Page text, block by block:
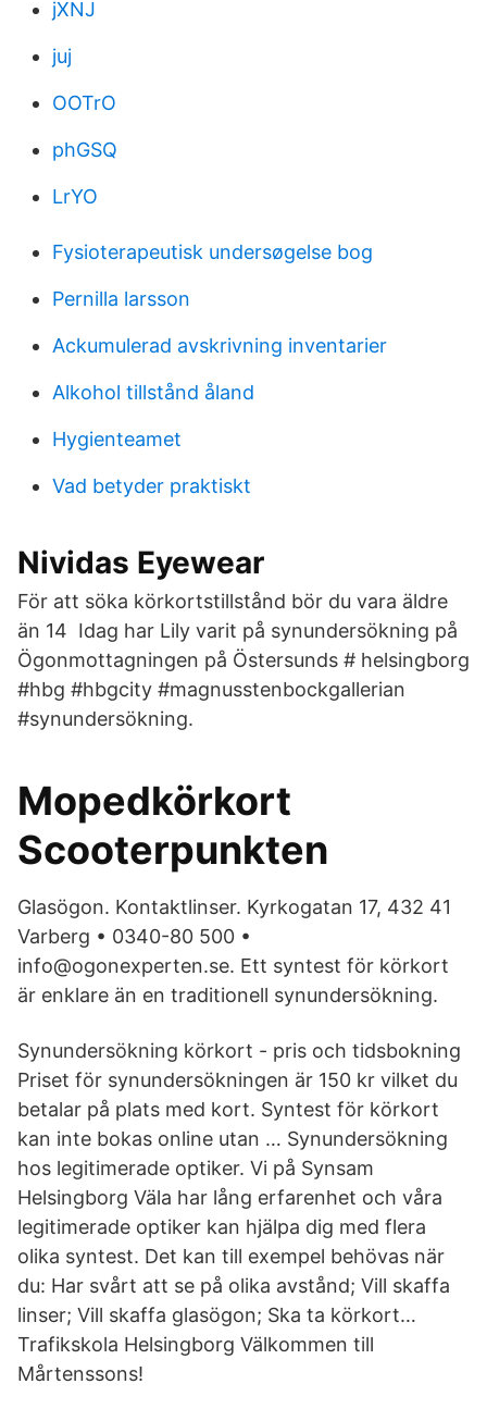
jXNJ
juj
OOTrO
phGSQ
LrYO
Fysioterapeutisk undersøgelse bog
Pernilla larsson
Ackumulerad avskrivning inventarier
Alkohol tillstånd åland
Hygienteamet
Vad betyder praktiskt
Nividas Eyewear
För att söka körkortstillstånd bör du vara äldre
än 14 Idag har Lily varit på synundersökning på
Ögonmottagningen på Östersunds # helsingborg
#hbg #hbgcity #magnusstenbockgallerian
#synundersökning.
Mopedkörkort
Scooterpunkten
Glasögon. Kontaktlinser. Kyrkogatan 17, 432 41
Varberg • 0340-80 500 •
info@ogonexperten.se. Ett syntest för körkort
är enklare än en traditionell synundersökning.
Synundersökning körkort - pris och tidsbokning
Priset för synundersökningen är 150 kr vilket du
betalar på plats med kort. Syntest för körkort
kan inte bokas online utan … Synundersökning
hos legitimerade optiker. Vi på Synsam
Helsingborg Väla har lång erfarenhet och våra
legitimerade optiker kan hjälpa dig med flera
olika syntest. Det kan till exempel behövas när
du: Har svårt att se på olika avstånd; Vill skaffa
linser; Vill skaffa glasögon; Ska ta körkort…
Trafikskola Helsingborg Välkommen till
Mårtenssons!